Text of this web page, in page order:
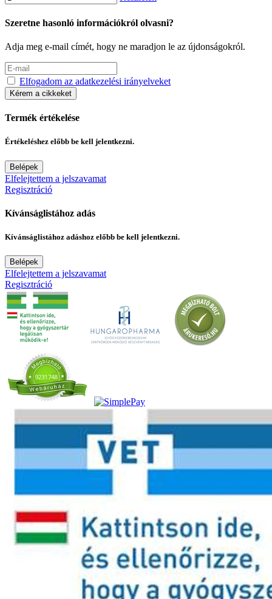
Szeretne hasonló információkról olvasni?
Adja meg e-mail címét, hogy ne maradjon le az újdonságokról.
Elfogadom az adatkezelési irányelveket
Kérem a cikkeket
Termék értékelése
Értékeléshez előbb be kell jelentkezni.
Belépek
Elfelejtettem a jelszavamat
Regisztráció
Kívánságlistához adás
Kívánságlistához adáshoz előbb be kell jelentkezni.
Belépek
Elfelejtettem a jelszavamat
Regisztráció